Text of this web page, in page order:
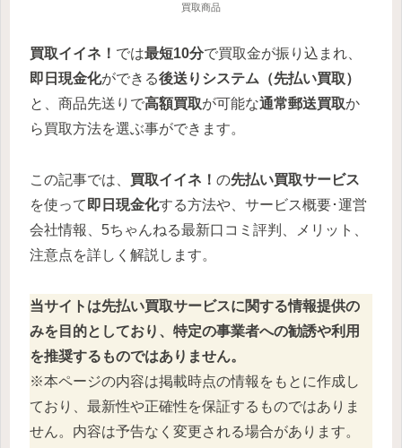
買取商品
買取イイネ！ では最短10分で買取金が振り込まれ、
即日現金化ができる後送りシステム（先払い買取）
と、商品先送りで高額買取が可能な通常郵送買取か
ら買取方法を選ぶ事ができます。
この記事では、 買取イイネ！ の先払い買取サービス
を使って 即日現金化する方法や、サービス概要･運営
会社情報、5ちゃんねる最新口コミ評判、メリット、
注意点を詳しく解説します。
当サイトは先払い買取サービスに関する情報提供の
みを目的としており、特定の事業者への勧誘や利用
を推奨するものではありません。
※本ページの内容は掲載時点の情報をもとに作成し
ており、最新性や正確性を保証するものではありま
せん。内容は予告なく変更される場合があります。